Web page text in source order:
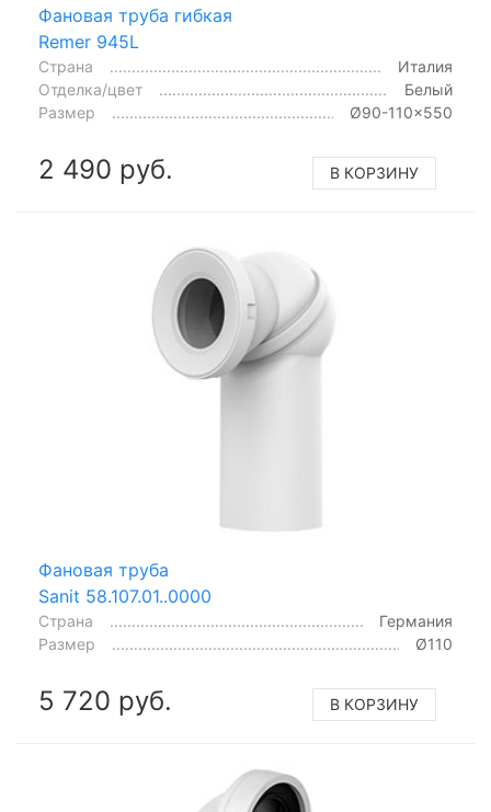
Фановая труба гибкая
Remer 945L
Страна
Италия
Отделка/цвет
Белый
Размер
Ø90-110x550
2 490 руб. В КОРЗИНУ
Фановая труба
Sanit 58.107.01..0000
Страна
Германия
Размер
Ø110
5 720 руб. В КОРЗИНУ